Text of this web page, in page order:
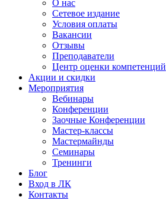
О нас
Сетевое издание
Условия оплаты
Вакансии
Отзывы
Преподаватели
Центр оценки компетенций
Акции и скидки
Мероприятия
Вебинары
Конференции
Заочные Конференции
Мастер-классы
Мастермайнды
Семинары
Тренинги
Блог
Вход в ЛК
Контакты